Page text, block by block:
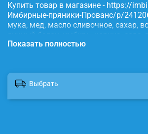
Купить товар в магазине - https://
Имбирные-пряники-Прованс/p/
мука, мед, масло сливочное, сахар,
яичный белок, имбирь, корица, сода,
красители.
Показать полностью
Выбрать